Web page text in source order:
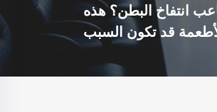
انتفاخ البطن؟ هذه
قد تكون السبب